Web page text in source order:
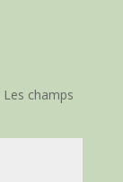
Les champs